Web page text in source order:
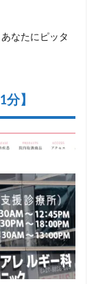
なたにピッタ
】